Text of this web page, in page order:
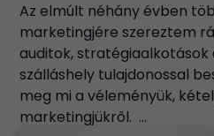
Az elmúlt néhány évben
marketingjére szereztem
auditok, stratégiaalkotások
szálláshely tulajdonossal
meg mi a véleményük,
marketingjükről. ...